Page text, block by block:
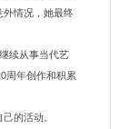
外情况，她最终
续从事当代艺
周年创作和积累
的活动。